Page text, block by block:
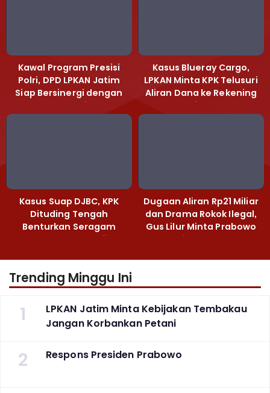
Kawal Program Presisi
Polri, DPD LPKAN Jatim
Siap Bersinergi dengan
Polda Jatim
Kasus Blueray Cargo,
LPKAN Minta KPK Telusuri
Aliran Dana ke Rekening
Heri Black
Kasus Suap DJBC, KPK
Dituding Tengah
Benturkan Seragam
Cokelat dengan Hijau
Dugaan Aliran Rp21 Miliar
dan Drama Rokok Ilegal,
Gus Lilur Minta Prabowo
Bertindak Tegas
Trending Minggu Ini
1
LPKAN Jatim Minta Kebijakan Tembakau
Jangan Korbankan Petani
2 Respons Presiden Prabowo